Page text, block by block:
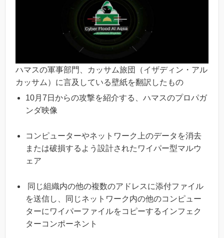
ハマスの軍事部門、カッサム旅団（イザディン・アル
カッサム）に言及している壁紙を翻訳したもの
10月7日からの攻撃を紹介する、ハマスのプロパガ
ンダ映像
コンピューターやネットワーク上のデータを消去
または破損するよう設計されたワイパー型マルウ
ェア
同じ組織内の他の複数のアドレスに添付ファイル
を送信し、同じネットワーク内の他のコンピュー
ターにワイパーファイルをコピーするインフェク
ターコンポーネント